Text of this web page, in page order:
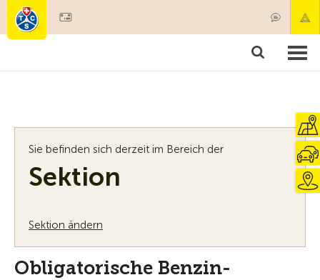
Mitgliedschaft & Leistungen
Sie befinden sich derzeit im Bereich der
Sektion
Sektion ändern
Obligatorische Benzin-